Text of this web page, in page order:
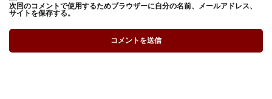
次回のコメントで使用するためブラウザーに自分の名前、メールアドレス、
サイトを保存する。